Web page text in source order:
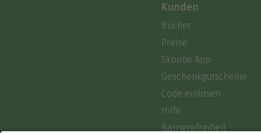
Kunden
Bücher
Preise
Skoobe App
Geschenkgutscheine
Code einlösen
Hilfe
Barrierefreiheit